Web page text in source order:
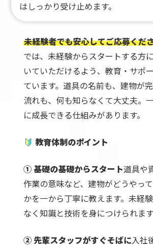
はしっかり受け止めます。
未経験者でも安心してご応募くだ
では、未経験からスタートする方
いていただけるよう、教育・サポ
ています。道具の名前も、建物が
流れも、何も知らなくて大丈夫。
に成長できる仕組みがあります。
教育体制のポイント
① 基礎の基礎からスタート道具や
作業の意味など、建物がどうやっ
かを一から丁寧に教えます。未経
なく知識と技術を身につけられます
② 先輩スタッフがすぐそばに入社